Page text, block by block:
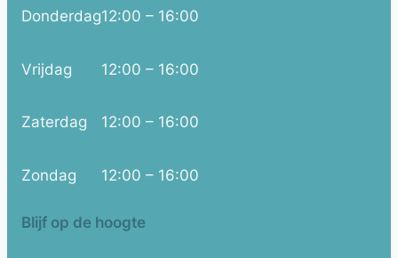
Donderdag
Vrijdag
Zaterdag
Zondag
12:00 – 16:00
12:00 – 16:00
12:00 – 16:00
12:00 – 16:00
Blijf op de hoogte